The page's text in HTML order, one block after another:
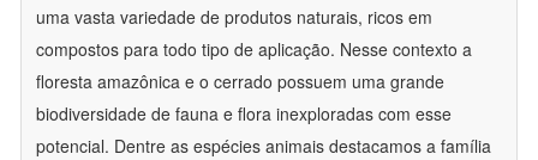
uma vasta variedade de produtos naturais, ricos em
compostos para todo tipo de aplicação. Nesse contexto a
floresta amazônica e o cerrado possuem uma grande
biodiversidade de fauna e flora inexploradas com esse
potencial. Dentre as espécies animais destacamos a família